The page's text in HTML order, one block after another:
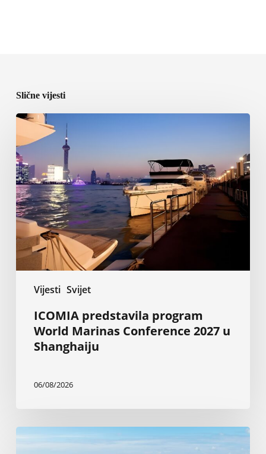
Slične vijesti
Vijesti Svijet
ICOMIA
predstavila
program
World
Marinas
Conference
2027
u
Shanghaiju
ICOMIA predstavila program
World Marinas Conference 2027 u
Shanghaiju
06/08/2026
Rotterdam: